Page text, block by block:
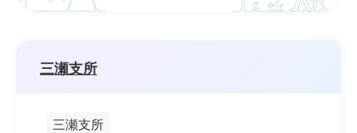
三瀬支所
三瀬支所